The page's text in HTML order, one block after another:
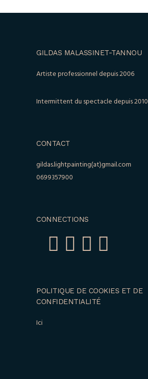
GILDAS MALASSINET-TANNOU
Artiste professionnel depuis 2006
Intermittent du spectacle depuis 2010
CONTACT
gildas.lightpainting(at)gmail.com
0699357900
CONNECTIONS
POLITIQUE DE COOKIES ET DE
CONFIDENTIALITÉ
Ici